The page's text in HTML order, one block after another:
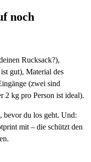
noch
Rucksack?),
gut), Material des
(zwei sind
2 kg pro Person ist ideal).
bevor du los geht. Und:
mit – die schützt den